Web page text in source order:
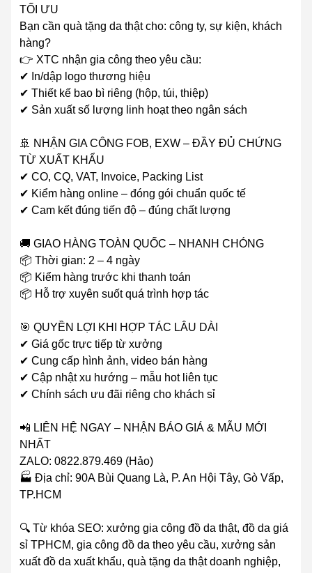
TỐI ƯU
Bạn cần quà tặng da thật cho: công ty, sự kiện, khách
hàng?
👉 XTC nhận gia công theo yêu cầu:
✔ In/dập logo thương hiệu
✔ Thiết kế bao bì riêng (hộp, túi, thiệp)
✔ Sản xuất số lượng linh hoạt theo ngân sách
🚢 NHẬN GIA CÔNG FOB, EXW – ĐẦY ĐỦ CHỨNG
TỪ XUẤT KHẨU
✔ CO, CQ, VAT, Invoice, Packing List
✔ Kiểm hàng online – đóng gói chuẩn quốc tế
✔ Cam kết đúng tiến độ – đúng chất lượng
🚚 GIAO HÀNG TOÀN QUỐC – NHANH CHÓNG
📦 Thời gian: 2 – 4 ngày
📦 Kiểm hàng trước khi thanh toán
📦 Hỗ trợ xuyên suốt quá trình hợp tác
🎯 QUYỀN LỢI KHI HỢP TÁC LÂU DÀI
✔ Giá gốc trực tiếp từ xưởng
✔ Cung cấp hình ảnh, video bán hàng
✔ Cập nhật xu hướng – mẫu hot liên tục
✔ Chính sách ưu đãi riêng cho khách sỉ
📲 LIÊN HỆ NGAY – NHẬN BÁO GIÁ & MẪU MỚI
NHẤT
ZALO: 0822.879.469 (Hảo)
🏭 Địa chỉ: 90A Bùi Quang Là, P. An Hội Tây, Gò Vấp,
TP.HCM
🔍 Từ khóa SEO: xưởng gia công đồ da thật, đồ da giá
sỉ TPHCM, gia công đồ da theo yêu cầu, xưởng sản
xuất đồ da xuất khẩu, quà tặng da thật doanh nghiệp,